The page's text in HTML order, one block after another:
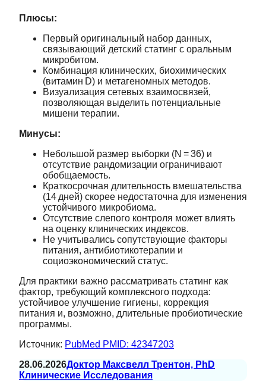
Плюсы:
Первый оригинальный набор данных,
связывающий детский статинг с оральным
микробитом.
Комбинация клинических, биохимических
(витамин D) и метагеномных методов.
Визуализация сетевых взаимосвязей,
позволяющая выделить потенциальные
мишени терапии.
Минусы:
Небольшой размер выборки (N = 36) и
отсутствие рандомизации ограничивают
обобщаемость.
Краткосрочная длительность вмешательства
(14 дней) скорее недостаточна для изменения
устойчивого микробиома.
Отсутствие слепого контроля может влиять
на оценку клинических индексов.
Не учитывались сопутствующие факторы
питания, антибиотикотерапии и
социоэкономический статус.
Для практики важно рассматривать статинг как
фактор, требующий комплексного подхода:
устойчивое улучшение гигиены, коррекция
питания и, возможно, длительные пробиотические
программы.
Источник: PubMed PMID: 42347203
28.06.2026Доктор Максвелл Трентон, PhD
Клинические Исследования